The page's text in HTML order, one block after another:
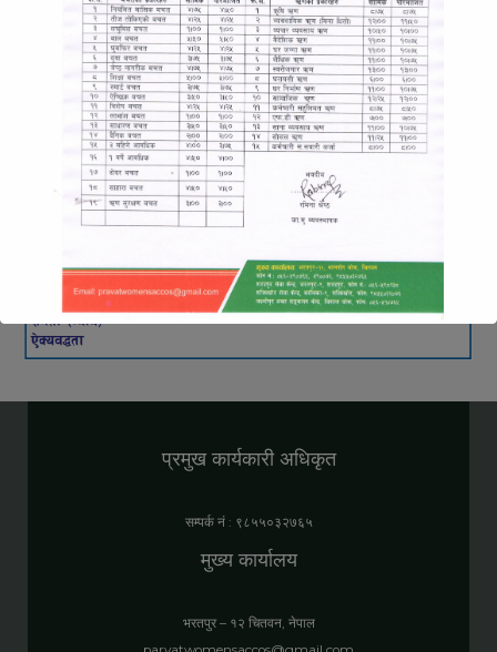
प्रमुख कार्यकारी अधिकृत
सम्पर्क नं : ९८५५०३२७६५
मुख्य कार्यालय
भरतपुर – १२ चितवन, नेपाल